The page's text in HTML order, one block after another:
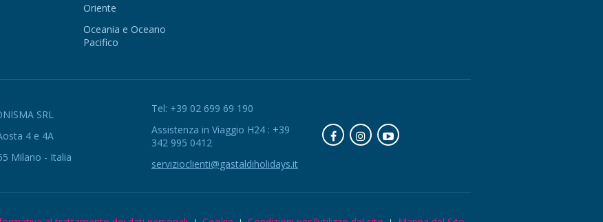
Oriente
Oceania e Oceano
Pacifico
SRL
4 e 4A
Milano - Italia
Tel: +39 02 699 69 190
Assistenza in Viaggio H24 : +39
342 995 0412
servizioclienti@gastaldiholidays.it